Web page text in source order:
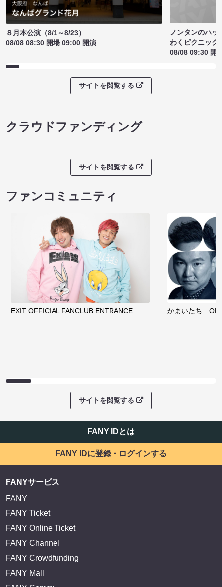
８月本公演（8/1～8/23）
08/08 08:30 開場 09:00 開演
ノンタンのハッ
わくピクニック
08/08 09:30 開
サイトを閲覧する
クラウドファンディング
サイトを閲覧する
ファンコミュニティ
EXIT OFFICIAL FANCLUB ENTRANCE かまいたち
サイトを閲覧する
FANY IDとは
FANY IDに登録・ログインする
FANYサービス
FANY
FANY Ticket
FANY Online Ticket
FANY Channel
FANY Crowdfunding
FANY Mall